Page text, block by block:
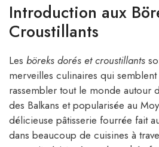
Introduction aux
Croustillants
Les böreks dorés et croustillants
merveilles culinaires qui
rassembler tout le monde autour
des Balkans et popularisée au
délicieuse pâtisserie fourrée fait
dans beaucoup de cuisines à